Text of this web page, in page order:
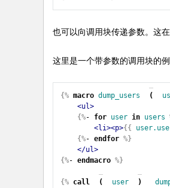
也可以向调用块传递参数。这
这里是一个带参数的调用块的
{% macro dump_users (
<ul>
{%- for user in users
<li><p>{{
{%- endfor %}
</ul>
{%- endmacro %}
{% call ( user )